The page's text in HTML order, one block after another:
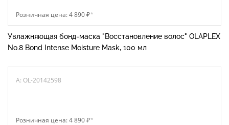
Розничная цена: 4 890 ₽*
Увлажняющая бонд-маска "Восстановление волос" OLAPLEX
No.8 Bond Intense Moisture Mask, 100 мл
A: OL-20142598
Розничная цена: 4 890 ₽*